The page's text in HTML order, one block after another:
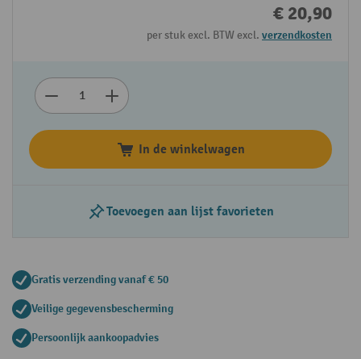
€ 20,90
per stuk excl. BTW excl. verzendkosten
In de winkelwagen
Toevoegen aan lijst favorieten
Gratis verzending vanaf € 50
Veilige gegevensbescherming
Persoonlijk aankoopadvies